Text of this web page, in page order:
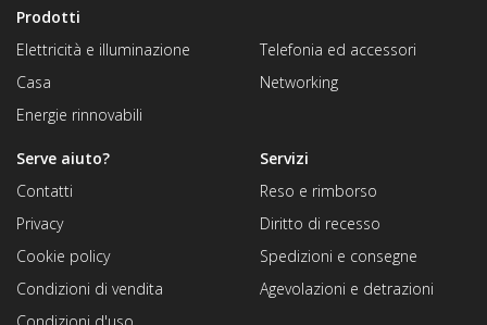
Prodotti
Elettricità e illuminazione
Casa
Energie rinnovabili
Telefonia ed accessori
Networking
Servizi
Reso e rimborso
Diritto di recesso
Spedizioni e consegne
Agevolazioni e detrazioni
Serve aiuto?
Contatti
Privacy
Cookie policy
Condizioni di vendita